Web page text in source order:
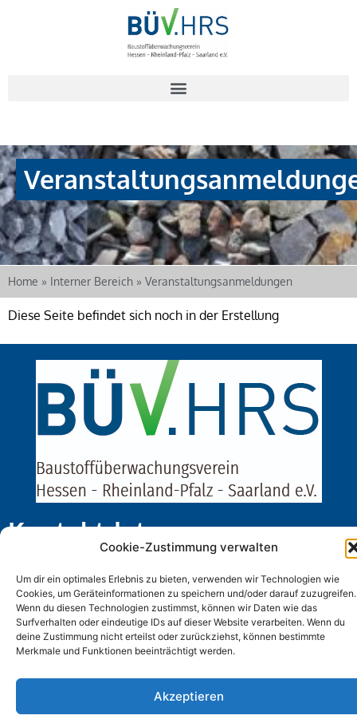
Cookie-Zustimmung verwalten
Um dir ein optimales Erlebnis zu bieten, verwenden wir Technologien wie
Cookies, um Geräteinformationen zu speichern und/oder darauf zuzugreifen.
Wenn du diesen Technologien zustimmst, können wir Daten wie das
Surfverhalten oder eindeutige IDs auf dieser Website verarbeiten. Wenn du
deine Zustimmung nicht erteilst oder zurückziehst, können bestimmte
Merkmale und Funktionen beeinträchtigt werden.
Akzeptieren
Home » Interner Bereich » Veranstaltungsanmeldungen
Diese Seite befindet sich noch in der Erstellung
Kontaktdaten
67433 Neustadt/Weinstraße
T +49 6321 852 271
F +49 6321 852 171
E-Mail: mail@buev-hrs.de